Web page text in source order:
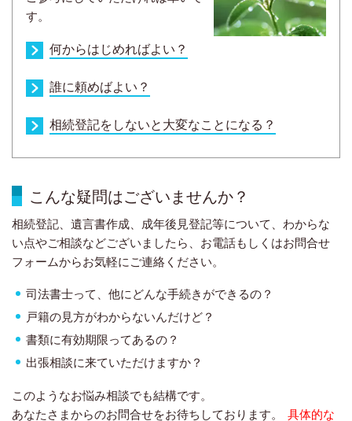
す。
何からはじめればよい？
誰に頼めばよい？
相続登記をしないと大変なことになる？
こんな疑問はございませんか？
相続登記、遺言書作成、成年後見登記等について、わからな
い点やご相談などございましたら、お電話もしくはお問合せ
フォームからお気軽にご連絡ください。
司法書士って、他にどんな手続きができるの？
戸籍の見方がわからないんだけど？
書類に有効期限ってあるの？
出張相談に来ていただけますか？
このようなお悩み相談でも結構です。
あなたさまからのお問合せをお待ちしております。 具体的な